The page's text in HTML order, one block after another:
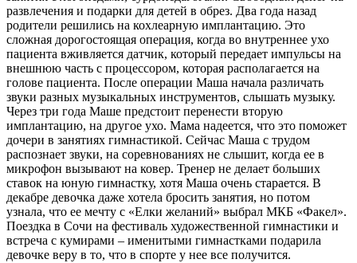
развлечения и подарки для детей в обрез. Два года назад
родители решились на кохлеарную имплантацию. Это
сложная дорогостоящая операция, когда во внутреннее ухо
пациента вживляется датчик, который передает импульсы на
внешнюю часть с процессором, которая располагается на
голове пациента. После операции Маша начала различать
звуки разных музыкальных инструментов, слышать музыку.
Через три года Маше предстоит перенести вторую
имплантацию, на другое ухо. Мама надеется, что это поможет
дочери в занятиях гимнастикой. Сейчас Маша с трудом
распознает звуки, на соревнованиях не слышит, когда ее в
микрофон вызывают на ковер. Тренер не делает больших
ставок на юную гимнастку, хотя Маша очень старается. В
декабре девочка даже хотела бросить занятия, но потом
узнала, что ее мечту с «Елки желаний» выбрал МКБ «Факел».
Поездка в Сочи на фестиваль художественной гимнастики и
встреча с кумирами – именитыми гимнастками подарила
девочке веру в то, что в спорте у нее все получится.